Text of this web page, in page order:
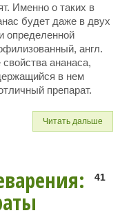
Именно о таких в
будет даже в двух
определенной
англ.
ананаса,
в нем
препарат.
Читать дальше
41